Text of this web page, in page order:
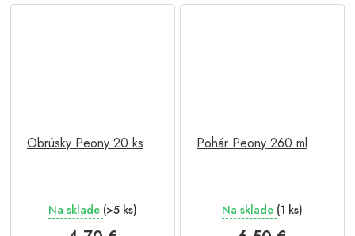
Obrúsky Peony 20 ks
Na sklade (>5 ks)
Pohár Peony 260 ml
Na sklade (1 ks)